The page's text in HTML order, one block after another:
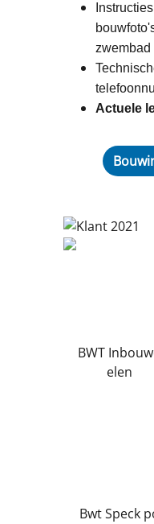
zwembad
Actuele
BWT
elen
Bwt Speck